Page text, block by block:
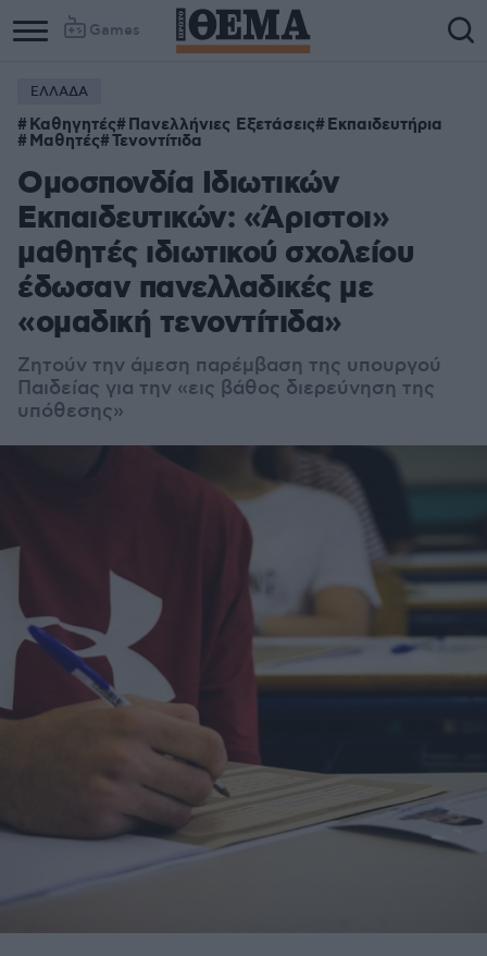
Games
ΕΛΛΑΔΑ
Καθηγητές Πανελλήνιες Εξετάσεις Εκπαιδευτήρια
Μαθητές Τενοντίτιδα
Ομοσπονδία Ιδιωτικών
Εκπαιδευτικών: «Άριστοι»
μαθητές ιδιωτικού σχολείου
έδωσαν πανελλαδικές με
«ομαδική τενοντίτιδα»
Ζητούν την άμεση παρέμβαση της υπουργού
Παιδείας για την «εις βάθος διερεύνηση της
υπόθεσης»